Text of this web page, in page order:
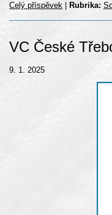
Celý příspěvek Rubrika:
VC České
9. 1. 2025